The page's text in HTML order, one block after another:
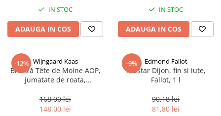
IN STOC
ADAUGA IN COS
IN STOC
ADAUGA IN COS
-12% Wijngaard Kaas
Brânză Tête de Moine AOP,
jumatate de roata,
168,00 lei
148,00 lei
-9% Edmond Fallot
Mustar Dijon, fin si iute,
Fallot, 1 l
90,18 lei
81,80 lei